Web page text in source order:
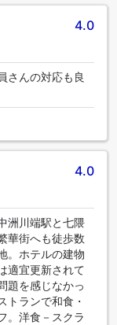
4.0
さんの対応も良
4.0
洲川端駅と七隈
華街へも徒歩数
。ホテルの建物
適宜更新されて
題を感じなかっ
トランで和食・
。洋食－スクラ